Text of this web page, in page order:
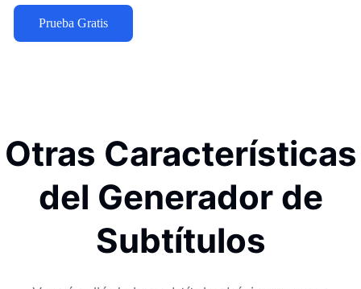
Prueba Gratis
Otras Características
del Generador de
Subtítulos